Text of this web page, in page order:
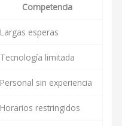
Competencia
Largas esperas
Tecnología limitada
Personal sin experiencia
Horarios restringidos